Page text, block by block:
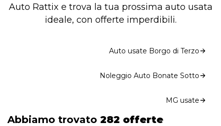
Auto Rattix e trova la tua prossima auto usata
ideale, con offerte imperdibili.
Auto usate Borgo di Terzo
Noleggio Auto Bonate Sotto
MG usate
Abbiamo trovato 282 offerte